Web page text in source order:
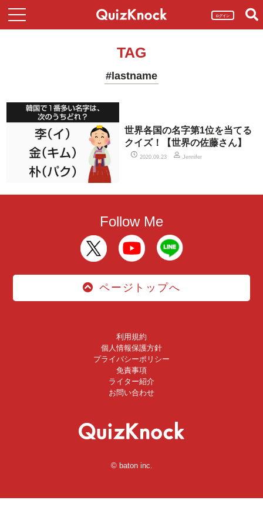
ログイン
TAG
#lastname
世界各国の名字第1位を当てる
クイズ！【世界の佐藤さん】
2020.09.23 Jennifer
Follow Me
ページトップへ
利用規約
個人情報保護方針
プライバシーポリシー
免責事項
ライター紹介
お問い合わせ
© baton inc.